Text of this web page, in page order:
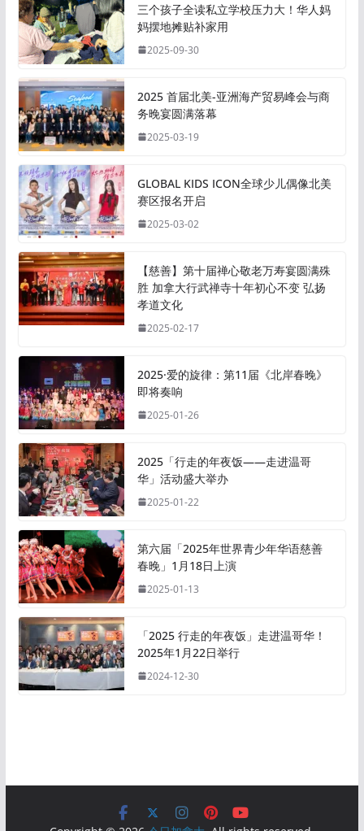
三个孩子全读私立学校压力大！华人妈
妈摆地摊贴补家用
2025-09-30
2025 首届北美-亚洲海产贸易峰会与商
务晚宴圆满落幕
2025-03-19
GLOBAL KIDS ICON全球少儿偶像北美
赛区报名开启
2025-03-02
【慈善】第十届禅心敬老万寿宴圆满殊
胜 加拿大行武禅寺十年初心不变 弘扬
孝道文化
2025-02-17
2025·爱的旋律：第11届《北岸春晚》
即将奏响
2025-01-26
2025「行走的年夜饭——走进温哥
华」活动盛大举办
2025-01-22
第六届「2025年世界青少年华语慈善
春晚」1月18日上演
2025-01-13
「2025 行走的年夜饭」走进温哥华！
2025年1月22日举行
2024-12-30